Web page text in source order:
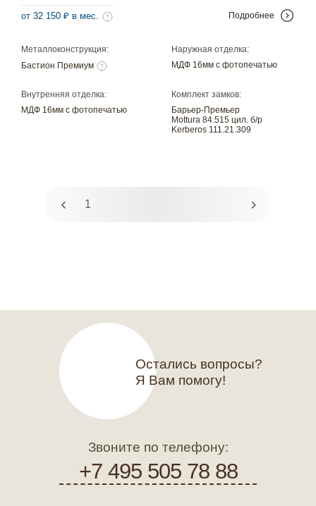
Металлоконструкция:
Бастион Премиум
Наружная отделка:
МДФ 16мм с фотопечатью
Внутренняя отделка:
МДФ 16мм с фотопечатью
Комплект замков:
Барьер-Премьер
Mottura 84.515 цил. б/р
Kerberos 111.21.309
от 32 150 ₽ в мес. Подробнее
1 2
Остались вопросы?
Я Вам помогу!
Звоните по телефону:
+7 495 505 78 88